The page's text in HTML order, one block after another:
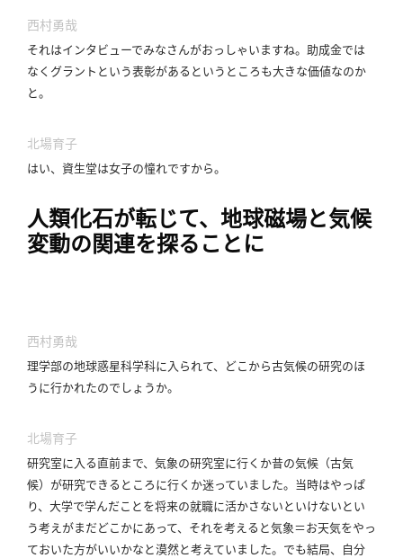
西村勇哉
それはインタビューでみなさんがおっしゃいますね。 助成金では
なくグラントという表彰があるというところも大きな価値なのか
と。
北場育子
はい、資生堂は女子の憧れですから。
人類化石が転じて、地球磁場と気候
変動の関連を探ることに
西村勇哉
理学部の地球惑星科学科に入られて、どこから古気候の研究のほ
うに行かれたのでしょうか。
北場育子
研究室に入る直前まで、気象の研究室に行くか昔の気候（古気
候）が研究できるところに行くか迷っていました。 当時はやっぱ
り、大学で学んだことを将来の就職に活かさないといけないとい
う考えがまだどこかにあって、それを考えると気象＝お天気をやっ
ておいた方がいいかなと漠然と考えていました。 でも結局、自分